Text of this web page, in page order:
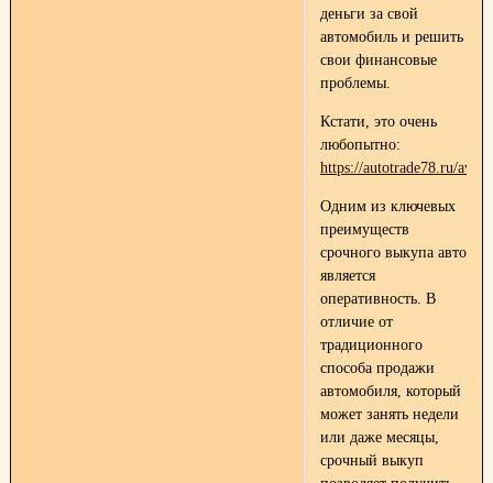
деньги за свой
автомобиль и решить
свои финансовые
проблемы.
Кстати, это очень
любопытно:
https://autotrade78.ru/
Одним из ключевых
преимуществ
срочного выкупа авто
является
оперативность. В
отличие от
традиционного
способа продажи
автомобиля, который
может занять недели
или даже месяцы,
срочный выкуп